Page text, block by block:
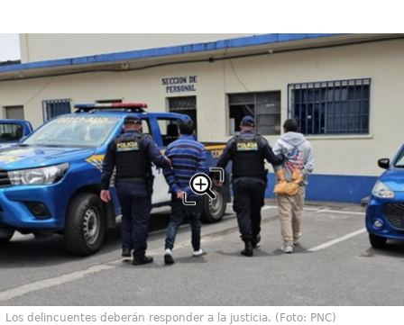
Los delincuentes deberán responder a la justicia. (Foto: PNC)